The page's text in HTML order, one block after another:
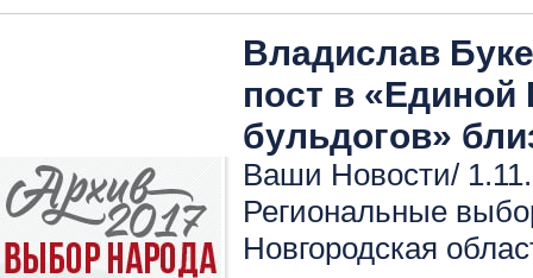
Владислав
пост в «Единой
бульдогов»
Ваши Новости/
Региональные
Новгородская